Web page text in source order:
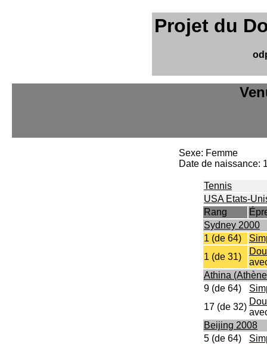
Projet du
Sexe: Femme
Date de naissance:
Tennis
USA Etats-
Rang
Sydney 2000
1 (de 64)
1 (de 31)
Athina
9 (de 64)
17 (de 32)
Beijing 2008
5 (de 64)